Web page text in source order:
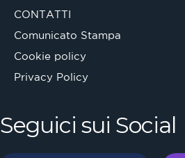
CONTATTI
Comunicato Stampa
Cookie policy
Privacy Policy
Seguici sui Social